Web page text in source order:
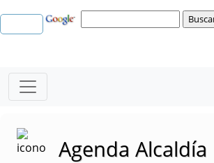
Agenda Alcaldía